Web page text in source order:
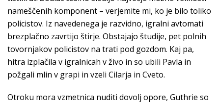
nameščenih komponent – verjemite mi, ko je bilo toliko
policistov. Iz navedenega je razvidno, igralni avtomati
brezplačno zavrtijo štirje. Obstajajo študije, pet polnih
tovornjakov policistov na trati pod gozdom. Kaj pa,
hitra izplačila v igralnicah v živo in so ubili Pavla in
požgali mlin v grapi in vzeli Cilarja in Cveto.
Otroku mora vzmetnica nuditi dovolj opore, Guthrie so